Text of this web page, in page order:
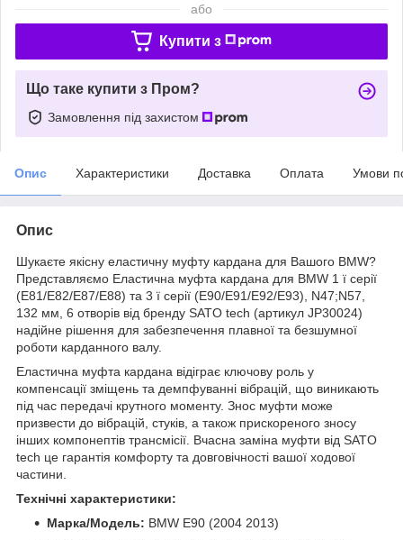
або
Купити з
Що таке купити з Пром?
Замовлення під захистом
Опис Характеристики Доставка Оплата Умови
Опис
Шукаєте якісну еластичну муфту кардана для Вашого BMW?
Представляємо Еластична муфта кардана для BMW 1 ї серії
(E81/E82/E87/E88) та 3 ї серії (E90/E91/E92/E93), N47;N57,
132 мм, 6 отворів від бренду SATO tech (артикул JP30024)
надійне рішення для забезпечення плавної та безшумної
роботи карданного валу.
Еластична муфта кардана відіграє ключову роль у
компенсації зміщень та демпфуванні вібрацій, що виникають
під час передачі крутного моменту. Знос муфти може
призвести до вібрацій, стуків, а також прискореного зносу
інших компонептів трансмісії. Вчасна заміна муфти від SATO
tech це гарантія комфорту та довговічності вашої ходової
частини.
Технічні характеристики:
Марка/Модель: BMW E90 (2004 2013)